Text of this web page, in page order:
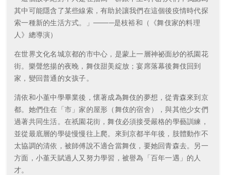
其中可能隱含了某些線索，有助於讓我們在這個後疫情時代探
索一種新的生活方式。」────是枝裕和（《舞伎家的料理
人》總導演）
在世界文化名城京都的市中心，是蒙上一層神祕面紗的祇園花
街。樂聲悠揚的夜晚，舞伎甜美綻放；宴席落幕後舞伎回到
家，變回普通的女孩子。
清依和小堇中學畢業後，懷著成為舞伎的夢想，從青森來到京
都。她們住在「市」家的屋形（舞伎的宿舍），與其他少女們
過著共同生活。在祇園花街，舞伎必須接受嚴格的學藝訓練，
並從最底層的學徒慢慢往上爬。來到京都半年後，肢體動作不
太協調的清依，被師傅說不適合當舞伎，要她回青森去。另一
方面，小堇天賦過人又努力學習，被譽為「百年一遇」的人
才。